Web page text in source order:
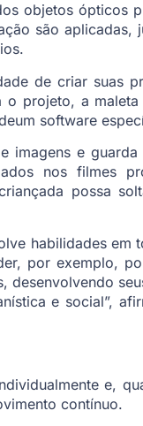
objetos ópticos
são aplicadas,
de criar suas
o projeto, a
software
imagens e
nos filmes
possa
habilidades em
por exemplo,
e social”,
e,
contínuo.